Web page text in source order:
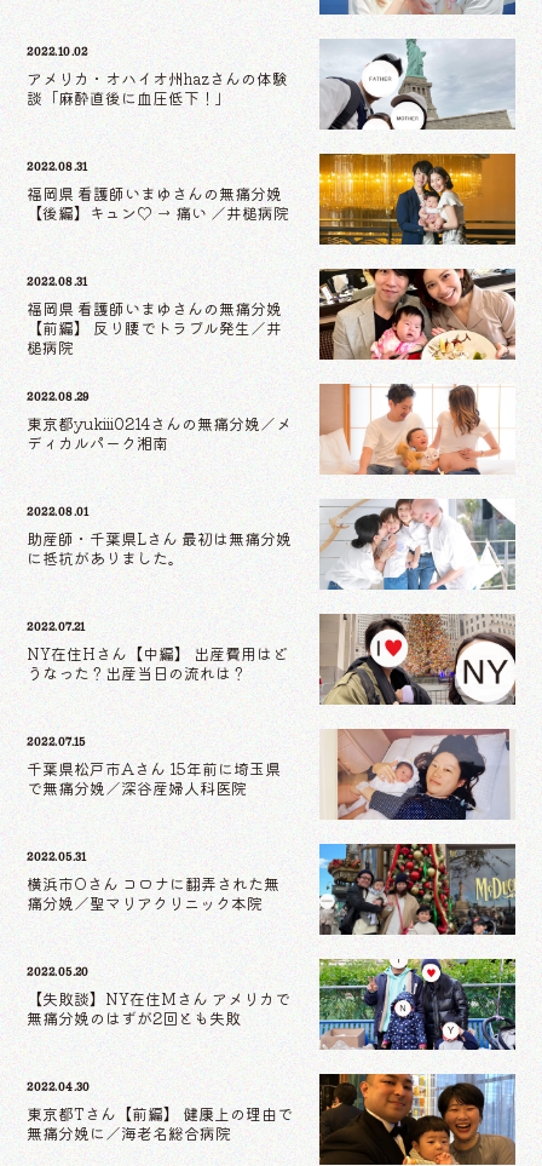
2022.10.02
アメリカ・オハイオ州hazさんの体験
談「麻酔直後に血圧低下！」
2022.08.31
福岡県 看護師いまゆさんの無痛分娩
【後編】キュン♡ → 痛い ／井槌病院
2022.08.31
福岡県 看護師いまゆさんの無痛分娩
【前編】 反り腰でトラブル発生／井
槌病院
2022.08.29
東京都yukiii0214さんの無痛分娩／メ
ディカルパーク湘南
2022.08.01
助産師・千葉県Lさん 最初は無痛分娩
に抵抗がありました。
2022.07.21
NY在住Hさん【中編】 出産費用はど
うなった？出産当日の流れは？
2022.07.15
千葉県松戸市Aさん 15年前に埼玉県
で無痛分娩／深谷産婦人科医院
2022.05.31
横浜市Oさん コロナに翻弄された無
痛分娩／聖マリアクリニック本院
2022.05.20
【失敗談】NY在住Mさん アメリカで
無痛分娩のはずが2回とも失敗
2022.04.30
東京都Tさん【前編】 健康上の理由で
無痛分娩に／海老名総合病院